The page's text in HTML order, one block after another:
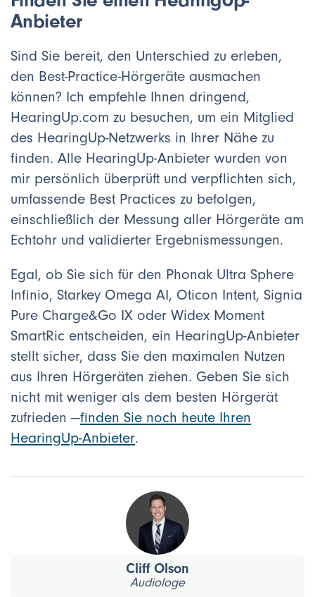
Anbieter
Sind Sie bereit, den Unterschied zu erleben,
den Best-Practice-Hörgeräte ausmachen
können? Ich empfehle Ihnen dringend,
HearingUp.com zu besuchen, um ein Mitglied
des HearingUp-Netzwerks in Ihrer Nähe zu
finden. Alle HearingUp-Anbieter wurden von
mir persönlich überprüft und verpflichten sich,
umfassende Best Practices zu befolgen,
einschließlich der Messung aller Hörgeräte am
Echtohr und validierter Ergebnismessungen.
Egal, ob Sie sich für den Phonak Ultra Sphere
Infinio, Starkey Omega AI, Oticon Intent, Signia
Pure Charge&Go IX oder Widex Moment
SmartRic entscheiden, ein HearingUp-Anbieter
stellt sicher, dass Sie den maximalen Nutzen
aus Ihren Hörgeräten ziehen. Geben Sie sich
nicht mit weniger als dem besten Hörgerät
zufrieden —finden Sie noch heute Ihren
HearingUp-Anbieter.
Cliff Olson
Audiologe